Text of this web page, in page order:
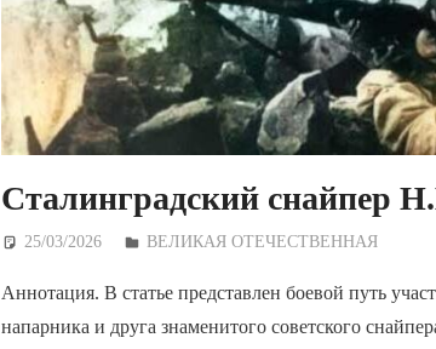
Сталинградский снайпер
25/03/2026 Дежурный по Редакции
ВЕЛИКАЯ ОТЕЧЕСТВЕННАЯ
Аннотация. В статье представлен боевой путь
напарника и друга знаменитого советского